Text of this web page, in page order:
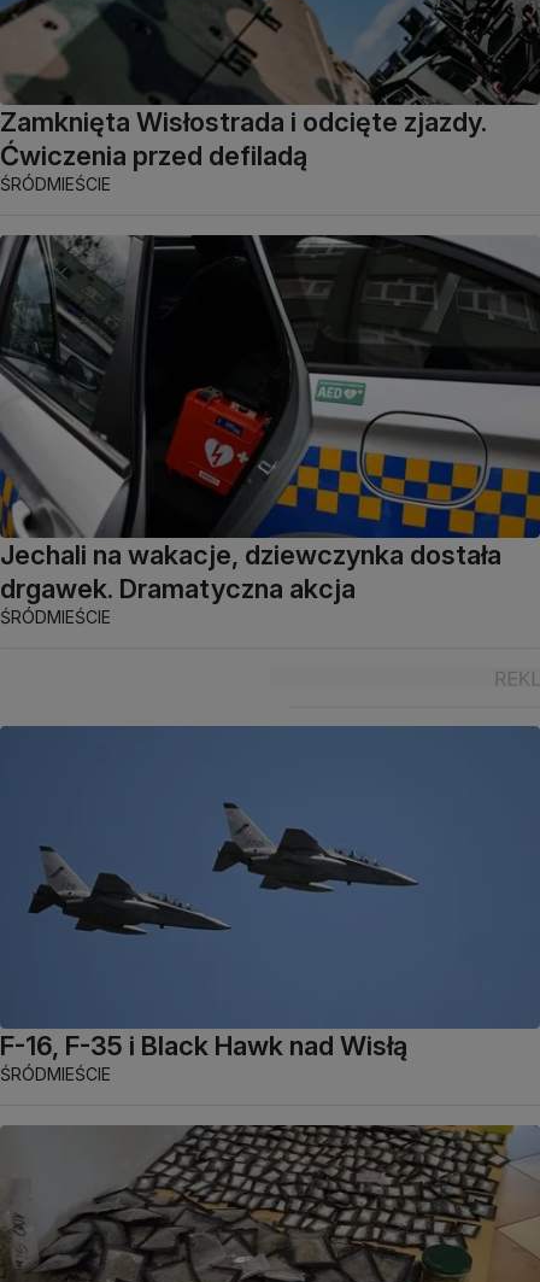
Zamknięta Wisłostrada i odcięte zjazdy.
Ćwiczenia przed defiladą
ŚRÓDMIEŚCIE
Jechali na wakacje, dziewczynka dostała
drgawek. Dramatyczna akcja
ŚRÓDMIEŚCIE
F-16, F-35 i Black Hawk nad Wisłą
ŚRÓDMIEŚCIE